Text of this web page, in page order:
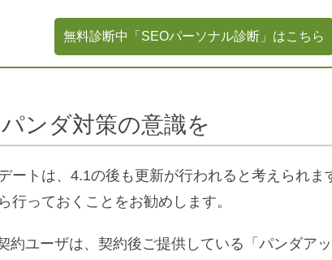
無料診断中「SEOパーソナル診断」はこちら
ンダ対策の意識を
ートは、4.1の後も更新が行われると考えられま
行っておくことをお勧めします。
約ユーザは、契約後ご提供している「パンダア